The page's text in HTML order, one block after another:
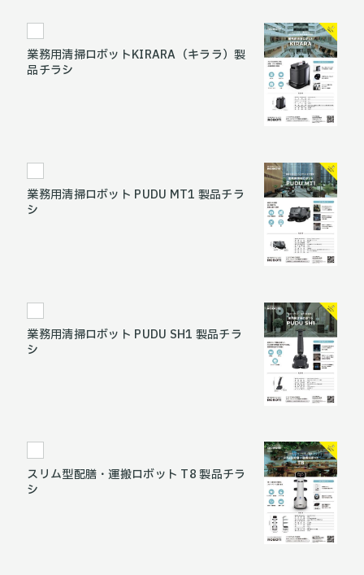
業務用清掃ロボットKIRARA（キララ）製
品チラシ
業務用清掃ロボット PUDU MT1 製品チラ
シ
業務用清掃ロボット PUDU SH1 製品チラ
シ
スリム型配膳・運搬ロボット T8 製品チラ
シ